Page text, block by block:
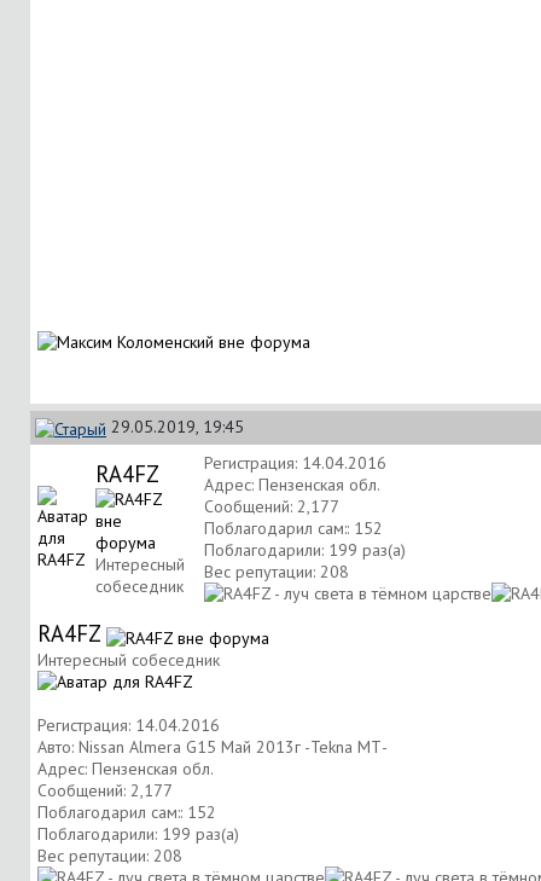
29.05.2019, 19:45
RA4FZ
Интересный
собеседник
Регистрация: 14.04.2016
Адрес: Пензенская обл.
Сообщений: 2,177
Поблагодарил сам:: 152
Поблагодарили: 199 раз(а)
Вес репутации: 208
RA4FZ
Интересный собеседник
Регистрация: 14.04.2016
Авто: Nissan Almera G15 Май 2013г -Tekna МТ-
Адрес: Пензенская обл.
Сообщений: 2,177
Поблагодарил сам:: 152
Поблагодарили: 199 раз(а)
Вес репутации: 208